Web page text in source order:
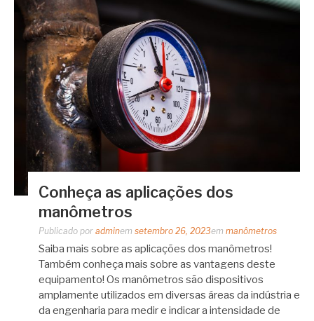
Conheça as aplicações dos
manômetros
Publicado por adminem setembro 26, 2023em manômetros
Saiba mais sobre as aplicações dos manômetros!
Também conheça mais sobre as vantagens deste
equipamento! Os manômetros são dispositivos
amplamente utilizados em diversas áreas da indústria e
da engenharia para medir e indicar a intensidade de